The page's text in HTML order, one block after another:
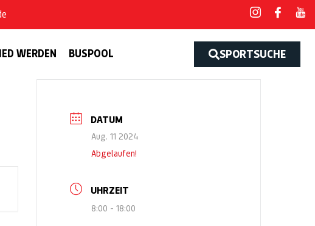
WERDEN
BUSPOOL
SPORTSUCHE
DATUM
Aug. 11 2024
Abgelaufen!
UHRZEIT
8:00 - 18:00